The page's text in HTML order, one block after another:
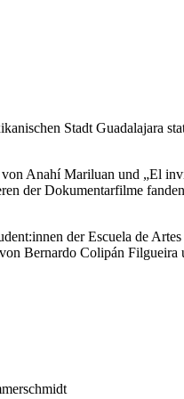
Stadt Guadalajara
Anahí Mariluan und „El
der Dokumentarfilme
der Escuela de
Bernardo Colipán